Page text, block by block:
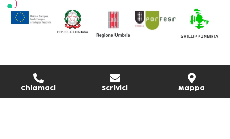
Chiamaci Scrivici Mappa